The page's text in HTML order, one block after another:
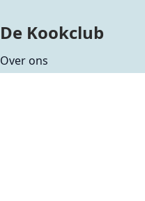
De Kookclub
Over ons